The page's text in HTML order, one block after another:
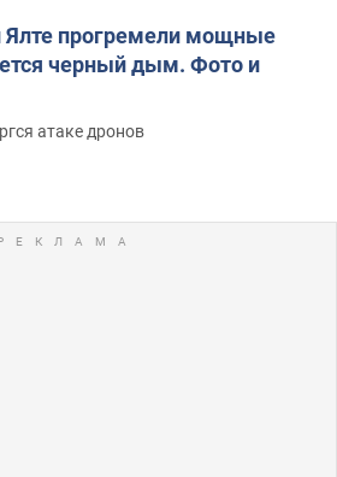
Ялте прогремели мощные
черный дым. Фото и
атаке дронов